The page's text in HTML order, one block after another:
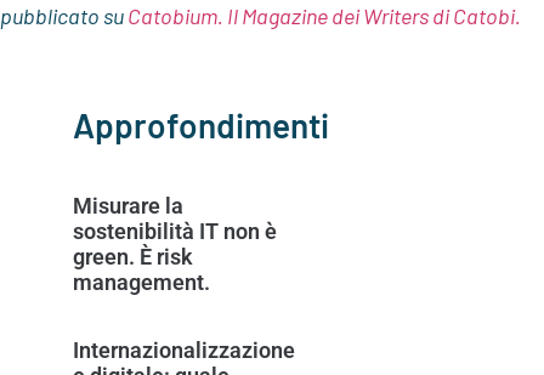
pubblicato suCatobium. Il Magazine dei Writers di Catobi.
Approfondimenti
Misurare la
sostenibilità IT non è
green. È risk
management.
Internazionalizzazione